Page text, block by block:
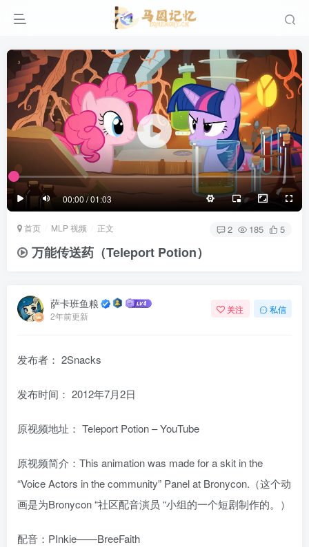
00:00 / 01:03
滚动 顶部底部
防止弹幕重叠
同步视频速度
100%
1/4 3/4 满屏
3/4
25px
极慢 极快
适中
滚动 顶部 底部
发送
首页 MLP 视频 正文 2 185 5
万能传送药（Teleport Potion）
萨卡班鱼粮
2年前更新
关注 私信
发布者： 2Snacks
发布时间： 2012年7月2日
原视频地址： Teleport Potion – YouTube
原视频简介：This animation was made for a skit in the
“Voice Actors in the community” Panel at Bronycon.（这个动
画是为Bronycon “社区配音演员 “小组的一个短剧制作的。）
配音：PInkie——BreeFaith